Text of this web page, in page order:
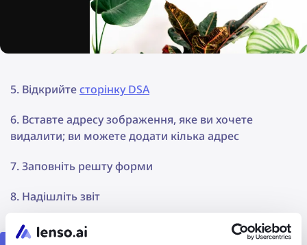
Відкрийтесторінку DSA
Вставте адресу зображення, яке ви хочете
видалити; ви можете додати кілька адрес
Заповніть решту форми
Надішліть звіт